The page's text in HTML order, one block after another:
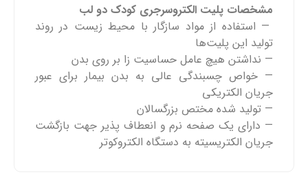
مشخصات پلیت الکتروسرجری کودک دو لب
— استفاده از مواد سازگار با محیط زیست در روند
تولید این پلیت‌ها
— نداشتن هیچ عامل حساسیت زا بر روی بدن
— خواص چسبندگی عالی به بدن بیمار برای عبور
جریان الکتریکی
— تولید شده مختص بزرگسالان
— دارای یک صفحه نرم و انعطاف پذیر جهت بازگشت
جریان الکتریسیته به دستگاه الکتروکوتر